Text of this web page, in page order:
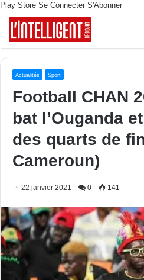
Play Store Se Connecter S'Abonner
Actualités Sport
Football CHAN
bat l’Ouganda
des quarts de
Cameroun)
22 janvier 2021 0 141